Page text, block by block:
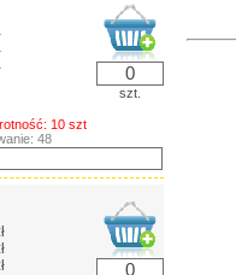
szt.
10 szt
48